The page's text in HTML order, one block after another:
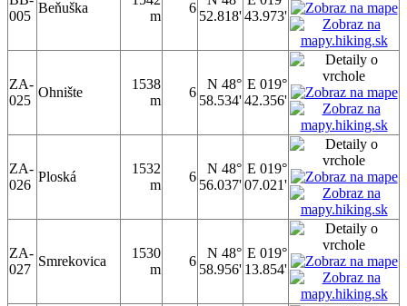
005
Beňuška
m
6
52.818'43.973'
ZA-
025
Ohnište
1538
m
6
N 48°
58.534'
E 019°
42.356'
ZA-
026
Ploská
1532
m
6
N 48°
56.037'
E 019°
07.021'
ZA-
027
Smrekovica
1530
m
6
N 48°
58.956'
E 019°
13.854'